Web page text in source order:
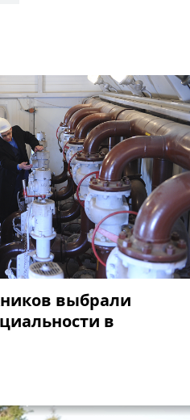
выбрали
в